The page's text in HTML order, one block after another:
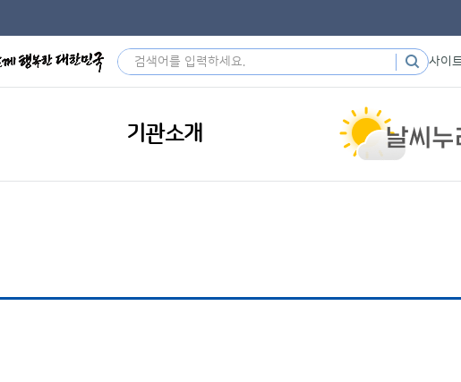
사이
기관소개